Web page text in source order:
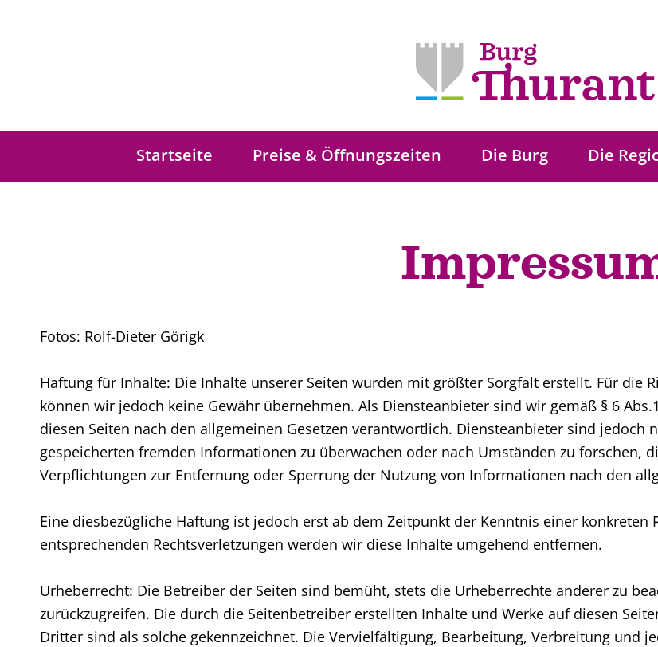
Startseite Preise & Öffnungszeiten Die Burg Die
Fotos: Rolf-Dieter Görigk
Haftung für Inhalte: Die Inhalte unserer Seiten wurden mit größter Sorgfalt erstellt. Für die
können wir jedoch keine Gewähr übernehmen. Als Diensteanbieter sind wir gemäß § 6
diesen Seiten nach den allgemeinen Gesetzen verantwortlich. Diensteanbieter sind
gespeicherten fremden Informationen zu überwachen oder nach Umständen zu forschen,
Verpflichtungen zur Entfernung oder Sperrung der Nutzung von Informationen nach den
Eine diesbezügliche Haftung ist jedoch erst ab dem Zeitpunkt der Kenntnis einer
entsprechenden Rechtsverletzungen werden wir diese Inhalte umgehend entfernen.
Urheberrecht: Die Betreiber der Seiten sind bemüht, stets die Urheberrechte anderer zu
zurückzugreifen. Die durch die Seitenbetreiber erstellten Inhalte und Werke auf diesen
Dritter sind als solche gekennzeichnet. Die Vervielfältigung, Bearbeitung, Verbreitung und